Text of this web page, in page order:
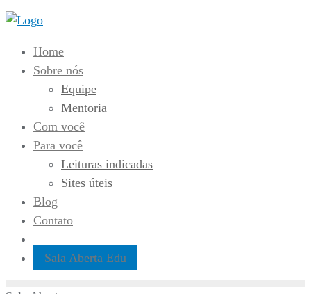
Home
Sobre nós
Equipe
Mentoria
Com você
Para você
Leituras indicadas
Sites úteis
Blog
Contato
Sala Aberta Edu